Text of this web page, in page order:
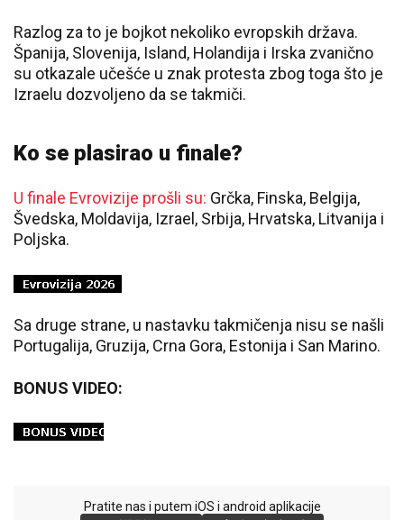
Razlog za to je bojkot nekoliko evropskih država.
Španija, Slovenija, Island, Holandija i Irska zvanično
su otkazale učešće u znak protesta zbog toga što je
Izraelu dozvoljeno da se takmiči.
Ko se plasirao u finale?
U finale Evrovizije prošli su: Grčka, Finska, Belgija,
Švedska, Moldavija, Izrael, Srbija, Hrvatska, Litvanija i
Poljska.
Sa druge strane, u nastavku takmičenja nisu se našli
Portugalija, Gruzija, Crna Gora, Estonija i San Marino.
BONUS VIDEO:
Pratite nas i putem iOS i android aplikacije